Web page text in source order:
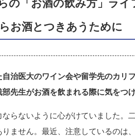
の「お酒の飲み方」ライ
お酒とつきあうために
治医大のワイン会や留学先のカリ
先生がお酒を飲まれる際に気をつ
ならないように心がけていました。
ません。最近、注意しているのは